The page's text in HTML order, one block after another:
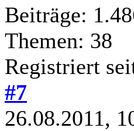
Beiträge:
Themen: 38
Registriert
#7
26.08.2011,